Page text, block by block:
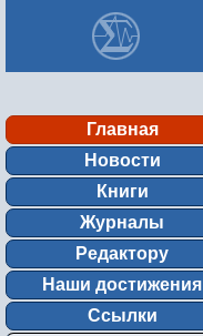
Главная
Новости
Книги
Журналы
Редактору
Наши достижения
Ссылки